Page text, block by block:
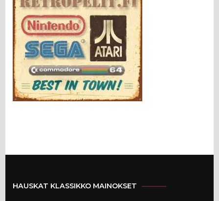
HAUSKAT KLASSIKKO MAINOKSET